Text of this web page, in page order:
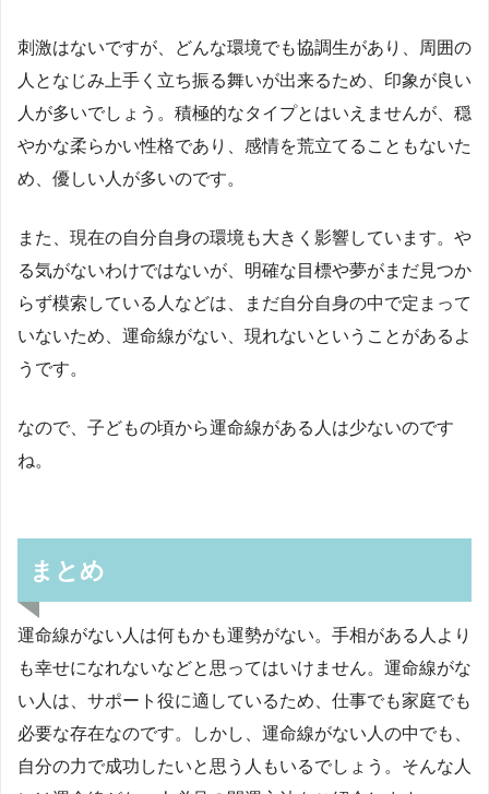
刺激はないですが、どんな環境でも協調生があり、周囲の
人となじみ上手く立ち振る舞いが出来るため、印象が良い
人が多いでしょう。積極的なタイプとはいえませんが、穏
やかな柔らかい性格であり、感情を荒立てることもないた
め、優しい人が多いのです。
また、現在の自分自身の環境も大きく影響しています。や
る気がないわけではないが、明確な目標や夢がまだ見つか
らず模索している人などは、まだ自分自身の中で定まって
いないため、運命線がない、現れないということがあるよ
うです。
なので、子どもの頃から運命線がある人は少ないのです
ね。
まとめ
運命線がない人は何もかも運勢がない。手相がある人より
も幸せになれないなどと思ってはいけません。運命線がな
い人は、サポート役に適しているため、仕事でも家庭でも
必要な存在なのです。しかし、運命線がない人の中でも、
自分の力で成功したいと思う人もいるでしょう。そんな人